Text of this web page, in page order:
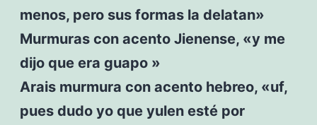
menos, pero sus formas la delatan»
Murmuras con acento Jienense, «y me
dijo que era guapo »
Arais murmura con acento hebreo, «uf,
pues dudo yo que yulen esté por